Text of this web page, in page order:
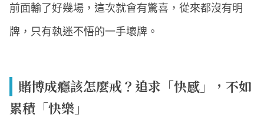
前面輸了好幾場，這次就會有驚喜，從來都沒有明
牌，只有執迷不悟的一手壞牌。
賭博成癮該怎麼戒？追求「快感」，不如
累積「快樂」